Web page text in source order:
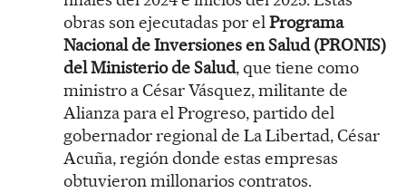
obras son ejecutadas por elPrograma
Nacional de Inversiones en Salud (PRONIS)
del Ministerio de Salud, que tiene como
ministro a César Vásquez, militante de
Alianza para el Progreso, partido del
gobernador regional de La Libertad, César
Acuña, región donde estas empresas
obtuvieron millonarios contratos.